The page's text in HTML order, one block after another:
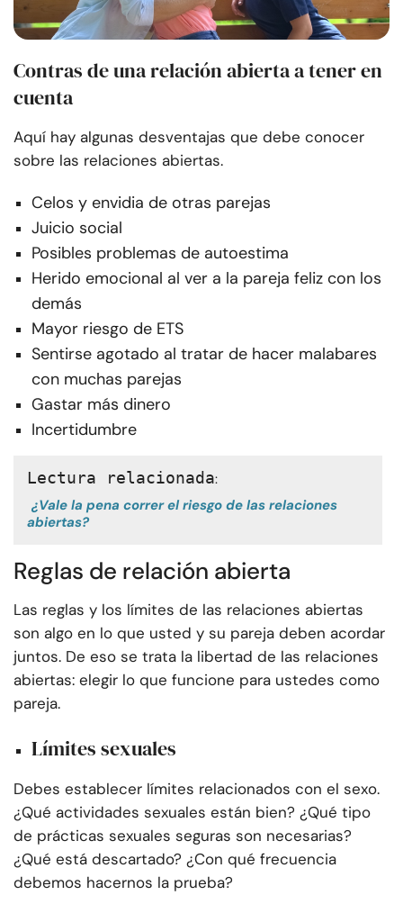
Contras de una relación abierta a tener en
cuenta
Aquí hay algunas desventajas que debe conocer
sobre las relaciones abiertas.
Celos y envidia de otras parejas
Juicio social
Posibles problemas de autoestima
Herido emocional al ver a la pareja feliz con los
demás
Mayor riesgo de ETS
Sentirse agotado al tratar de hacer malabares
con muchas parejas
Gastar más dinero
Incertidumbre
Lectura relacionada:
¿Vale la pena correr el riesgo de las relaciones
abiertas?
Reglas de relación abierta
Las reglas y los límites de las relaciones abiertas
son algo en lo que usted y su pareja deben acordar
juntos. De eso se trata la libertad de las relaciones
abiertas: elegir lo que funcione para ustedes como
pareja.
Límites sexuales
Debes establecer límites relacionados con el sexo.
¿Qué actividades sexuales están bien? ¿Qué tipo
de prácticas sexuales seguras son necesarias?
¿Qué está descartado? ¿Con qué frecuencia
debemos hacernos la prueba?